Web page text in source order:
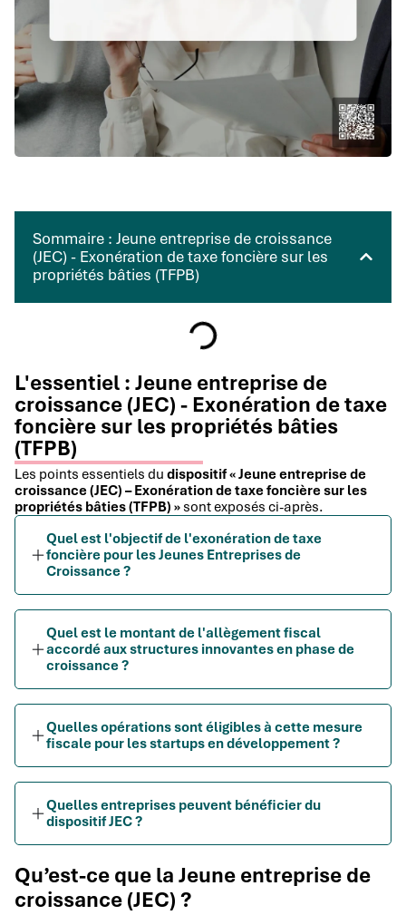
Sommaire : Jeune entreprise de croissance
(JEC) - Exonération de taxe foncière sur les
propriétés bâties (TFPB)
L'essentiel : Jeune entreprise de
croissance (JEC) - Exonération de taxe
foncière sur les propriétés bâties
(TFPB)
Les points essentiels du dispositif « Jeune entreprise de
croissance (JEC) – Exonération de taxe foncière sur les
propriétés bâties (TFPB) » sont exposés ci-après.
Quel est l'objectif de l'exonération de taxe
foncière pour les Jeunes Entreprises de
Croissance ?
Quel est le montant de l'allègement fiscal
accordé aux structures innovantes en phase de
croissance ?
Quelles opérations sont éligibles à cette mesure
fiscale pour les startups en développement ?
Quelles entreprises peuvent bénéficier du
dispositif JEC ?
Qu’est-ce que la Jeune entreprise de
croissance (JEC) ?